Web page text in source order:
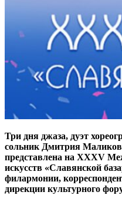
Три дня джаза, дуэт
сольник Дмитрия
представлена на XXXV
искусств «Славянской
филармонии,
дирекции культурного